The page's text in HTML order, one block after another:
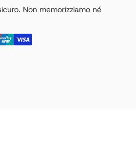
Non memorizziamo né